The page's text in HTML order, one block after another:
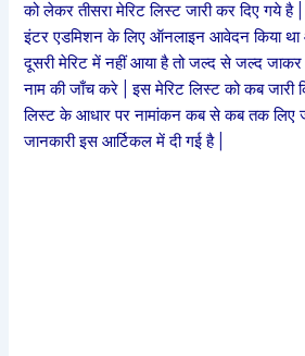
को लेकर तीसरा मेरिट लिस्ट जारी कर दिए गये
इंटर एडमिशन के लिए ऑनलाइन आवेदन किया
दूसरी मेरिट में नहीं आया है तो जल्द से जल्द
नाम की जाँच करे | इस मेरिट लिस्ट को कब जारी
लिस्ट के आधार पर नामांकन कब से कब तक लिए
जानकारी इस आर्टिकल में दी गई है |